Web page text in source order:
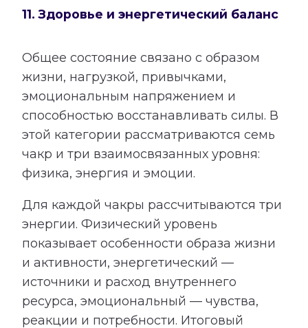
11. Здоровье и энергетический баланс
Общее состояние связано с образом
жизни, нагрузкой, привычками,
эмоциональным напряжением и
способностью восстанавливать силы. В
этой категории рассматриваются семь
чакр и три взаимосвязанных уровня:
физика, энергия и эмоции.
Для каждой чакры рассчитываются три
энергии. Физический уровень
показывает особенности образа жизни
и активности, энергетический —
источники и расход внутреннего
ресурса, эмоциональный — чувства,
реакции и потребности. Итоговый